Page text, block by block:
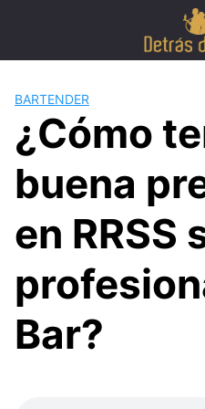
BARTENDER
¿Cómo
buena
en RRSS
Bar?